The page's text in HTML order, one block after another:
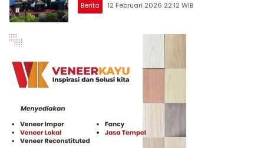
Berita 12 Februari 2026 22:12 WIB